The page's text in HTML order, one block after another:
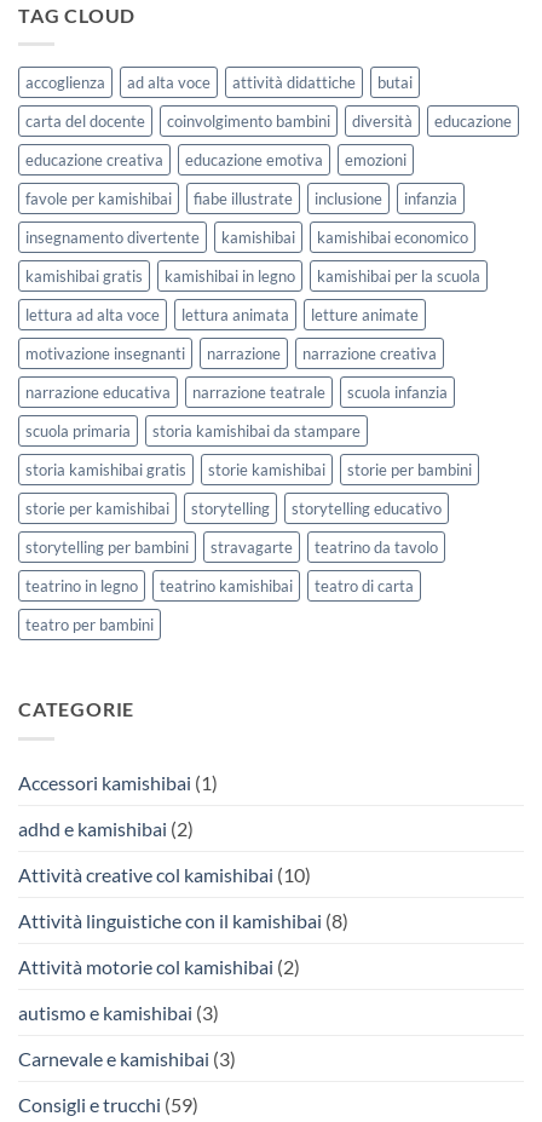
Settembre
2026
lavorare
sull’accoglienza
a
scuola
TAG CLOUD
accoglienza ad alta voce attività didattiche
butai
carta del docente
coinvolgimento bambini diversità
educazione
educazione creativa
educazione emotiva
emozioni
favole per kamishibai
fiabe illustrate inclusione
infanzia
insegnamento divertente
kamishibai
kamishibai economico
kamishibai gratis
kamishibai in legno
kamishibai per la scuola
lettura ad alta voce
lettura animata
letture animate
motivazione insegnanti
narrazione
narrazione creativa
narrazione educativa
narrazione teatrale
scuola infanzia
scuola primaria
storia kamishibai da stampare
storia kamishibai gratis
storie kamishibai
storie per bambini
storie per kamishibai
storytelling
storytelling educativo
storytelling per bambini
stravagarte
teatrino da tavolo
teatrino in legno
teatrino kamishibai
teatro di carta
teatro per bambini
CATEGORIE
Accessori kamishibai (1)
adhd e kamishibai (2)
Attività creative col kamishibai (10)
Attività linguistiche con il kamishibai (8)
Attività motorie col kamishibai (2)
autismo e kamishibai (3)
Carnevale e kamishibai (3)
Consigli e trucchi (59)